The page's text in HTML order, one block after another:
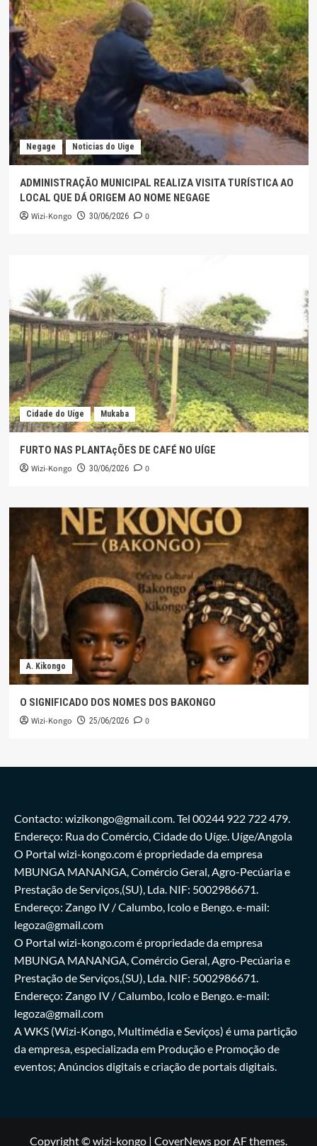
Negage Noticias do Uige
ADMINISTRAÇÃO MUNICIPAL REALIZA VISITA TURÍSTICA AO
LOCAL QUE DÁ ORIGEM AO NOME NEGAGE
Wizi-Kongo 30/06/2026 0
Cidade do Uíge Mukaba
FURTO NAS PLANTAçÕES DE CAFÉ NO UÍGE
Wizi-Kongo 30/06/2026 0
A. Kikongo
O SIGNIFICADO DOS NOMES DOS BAKONGO
Wizi-Kongo 25/06/2026 0
Contacto: wizikongo@gmail.com. Tel 00244 922 722 479.
Endereço: Rua do Comércio, Cidade do Uíge. Uíge/Angola
O Portal wizi-kongo.com é propriedade da empresa
MBUNGA MANANGA, Comércio Geral, Agro-Pecúaria e
Prestação de Serviços,(SU), Lda. NIF: 5002986671.
Endereço: Zango IV / Calumbo, Icolo e Bengo. e-mail:
legoza@gmail.com
O Portal wizi-kongo.com é propriedade da empresa
MBUNGA MANANGA, Comércio Geral, Agro-Pecúaria e
Prestação de Serviços,(SU), Lda. NIF: 5002986671.
Endereço: Zango IV / Calumbo, Icolo e Bengo. e-mail:
legoza@gmail.com
A WKS (Wizi-Kongo, Multimédia e Seviços) é uma partição
da empresa, especializada em Produção e Promoção de
eventos; Anúncios digitais e criação de portais digitais.
Copyright © wizi-kongo | CoverNews por AF themes.